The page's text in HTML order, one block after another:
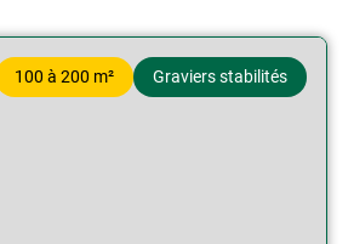
100 à 200 m² Graviers stabilités